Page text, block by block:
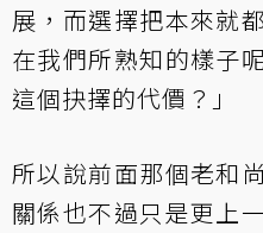
展，而選擇把本來就
在我們所熟知的樣子
這個抉擇的代價？」
所以說前面那個老和
關係也不過只是更上